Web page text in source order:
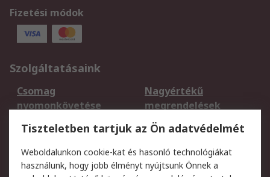
Fizetési módok
Szolgáltatásaink
Csomag
nyomonkövetése
Nagyértékű
megrendelések
Regisztráció
Szállítás
Termékvisszaküldés
Szolgáltatások
Tiszteletben tartjuk az Ön adatvédelmét
Weboldalunkon cookie-kat és hasonló technológiákat
használunk, hogy jobb élményt nyújtsunk Önnek a